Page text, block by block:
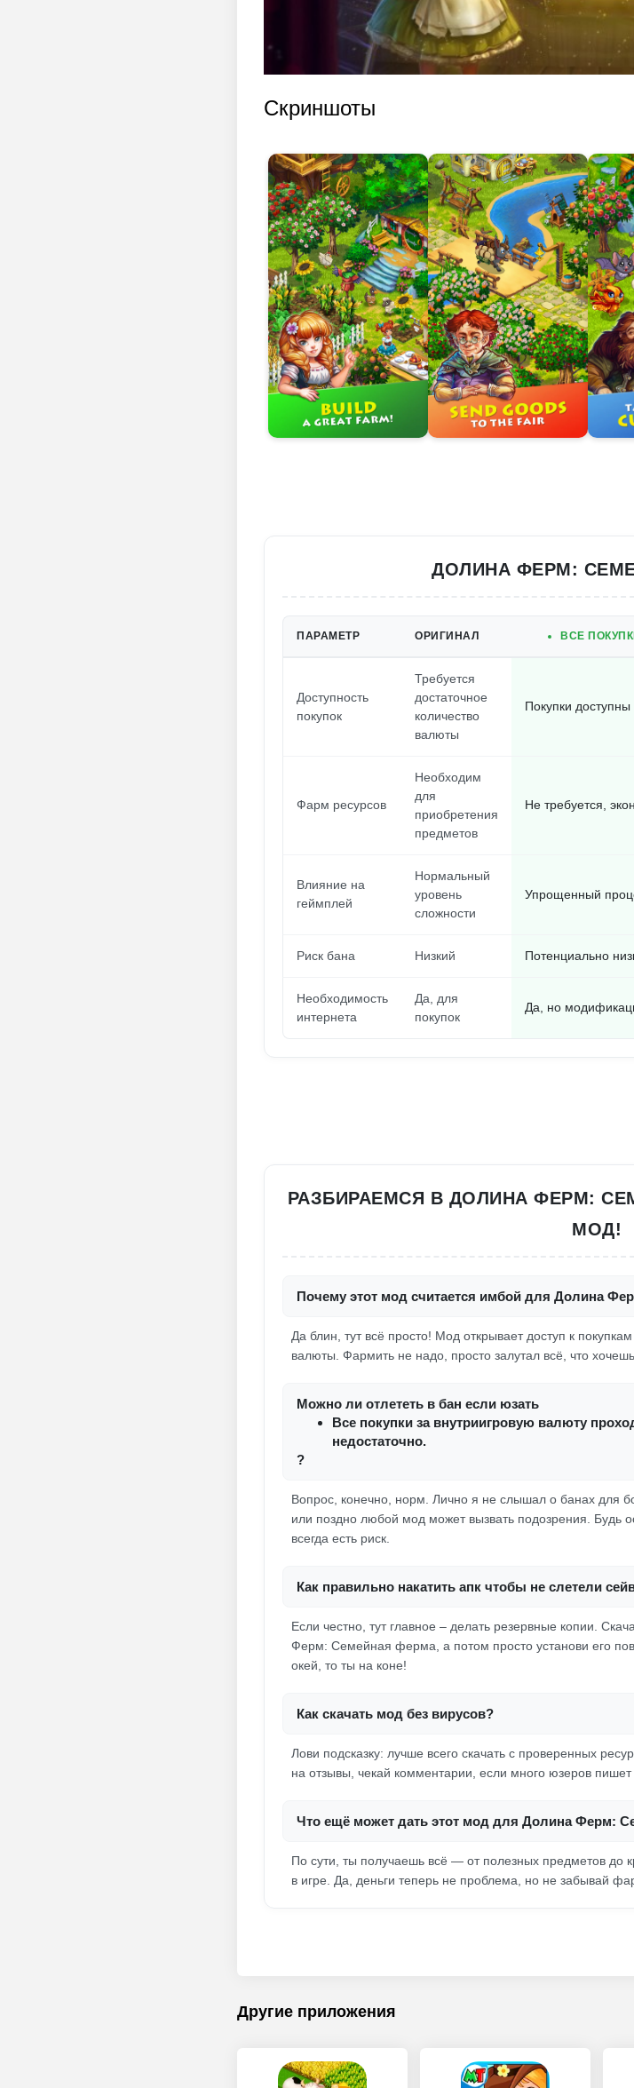
Скриншоты
ДОЛИНА ФЕРМ:
ПАРАМЕТР ОРИГИНАЛ ВСЕ
Доступность
покупок
Требуется
достаточное
количество
валюты
Покупки доступны
Фарм ресурсов
Необходим
для
приобретения
предметов
Не требуется,
Влияние на
геймплей
Нормальный
уровень
сложности
Упрощенный
Риск бана Низкий Потенциально
Необходимость
интернета
Да, для
покупок
Да, но
РАЗБИРАЕМСЯ В ДОЛИНА ФЕРМ:
МОД!
Почему этот мод считается имбой для Долина
Да блин, тут всё просто! Мод открывает доступ к
валюты. Фармить не надо, просто залутал всё, что
Можно ли отлететь в бан если юзать
Все покупки за внутриигровую валюту
недостаточно.
?
Вопрос, конечно, норм. Лично я не слышал о банах для
или поздно любой мод может вызвать подозрения. Будь
всегда есть риск.
Как правильно накатить апк чтобы не слетели
Если честно, тут главное – делать резервные копии.
Ферм: Семейная ферма, а потом просто установи его
окей, то ты на коне!
Как скачать мод без вирусов?
Лови подсказку: лучше всего скачать с проверенных
на отзывы, чекай комментарии, если много юзеров
Что ещё может дать этот мод для Долина Ферм:
По сути, ты получаешь всё — от полезных предметов до
в игре. Да, деньги теперь не проблема, но не забывай
Другие приложения